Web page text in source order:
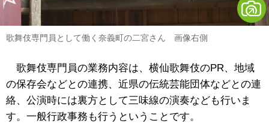
歌舞伎専門員として働く奈義町の二宮さん 画像右側
歌舞伎専門員の業務内容は、横仙歌舞伎のPR、地域
の保存会などとの連携、近県の伝統芸能団体などとの連
絡、公演時には裏方として三味線の演奏なども行いま
す。一般行政事務も行うということです。